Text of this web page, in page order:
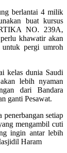
berlantai 4 milik
buat kursus
NO. 239A,
khawatir akan
pergi umroh
kelas dunia Saudi
lebih nyaman
dari Bandara
ganti Pesawat.
setiap
mengambil cuti
ingin antar lebih
Haram